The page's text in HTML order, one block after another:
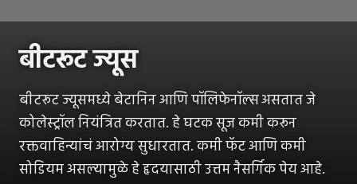
बीटरूट ज्यूस
बीटरूट ज्यूसमध्ये बेटानिन आणि पॉलिफेनॉल्स असतात जे
कोलेस्ट्रॉल नियंत्रित करतात. हे घटक सूज कमी करून
रक्तवाहिन्यांचं आरोग्य सुधारतात. कमी फॅट आणि कमी
सोडियम असल्यामुळे हे हृदयासाठी उत्तम नैसर्गिक पेय आहे.